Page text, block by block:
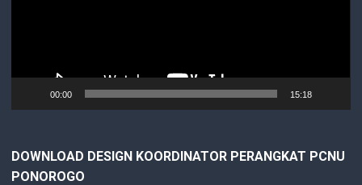
00:00 15:18
DOWNLOAD DESIGN KOORDINATOR PERANGKAT PCNU
PONOROGO